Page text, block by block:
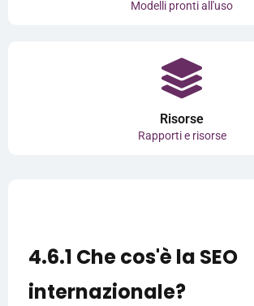
Modelli pronti all'uso
Risorse
Rapporti e risorse
4.6.1 Che cos'è la SEO
internazionale?